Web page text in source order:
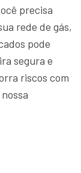
precisa
rede de gás,
pode
segura e
riscos com